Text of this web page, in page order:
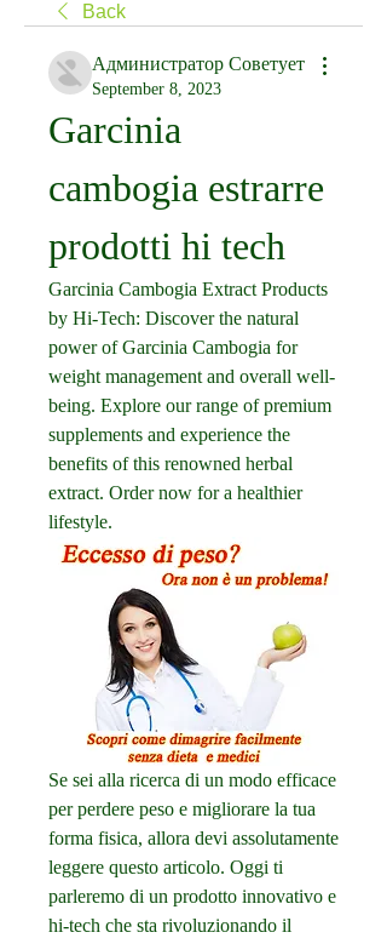
Back
Администратор Советует
September 8, 2023
Garcinia
cambogia estrarre
prodotti hi tech
Garcinia Cambogia Extract Products
by Hi-Tech: Discover the natural
power of Garcinia Cambogia for
weight management and overall well-
being. Explore our range of premium
supplements and experience the
benefits of this renowned herbal
extract. Order now for a healthier
lifestyle.
Se sei alla ricerca di un modo efficace
per perdere peso e migliorare la tua
forma fisica, allora devi assolutamente
leggere questo articolo. Oggi ti
parleremo di un prodotto innovativo e
hi-tech che sta rivoluzionando il